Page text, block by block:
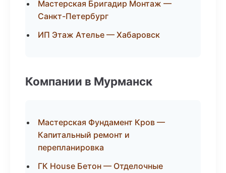
Мастерская Бригадир Монтаж —
Санкт-Петербург
ИП Этаж Ателье — Хабаровск
Компании в Мурманск
Мастерская Фундамент Кров —
Капитальный ремонт и
перепланировка
ГК House Бетон — Отделочные